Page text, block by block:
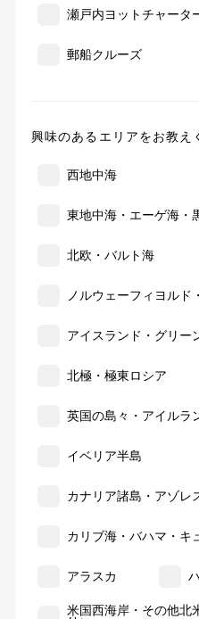
瀬戸内ヨットチャータ
郵船クルーズ
興味のあるエリアをお教え
西地中海
東地中海・エーゲ海・
北欧・バルト海
ノルウェーフィヨルド
アイスランド・グリー
北極・極東ロシア
英国の島々・アイルラ
イベリア半島
カナリア諸島・アゾレ
カリブ海・バハマ・キ
アラスカ
米国西海岸・その他北